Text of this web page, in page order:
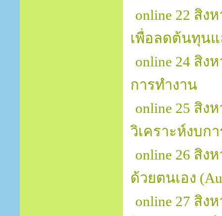
online 22 สิง
เพื่อลดต้นทุน
online 24 สิง
การทำงาน
online 25 สิง
วิเคราะห์งบก
online 26 สิง
ด้วยตนเอง
online 27 สิง